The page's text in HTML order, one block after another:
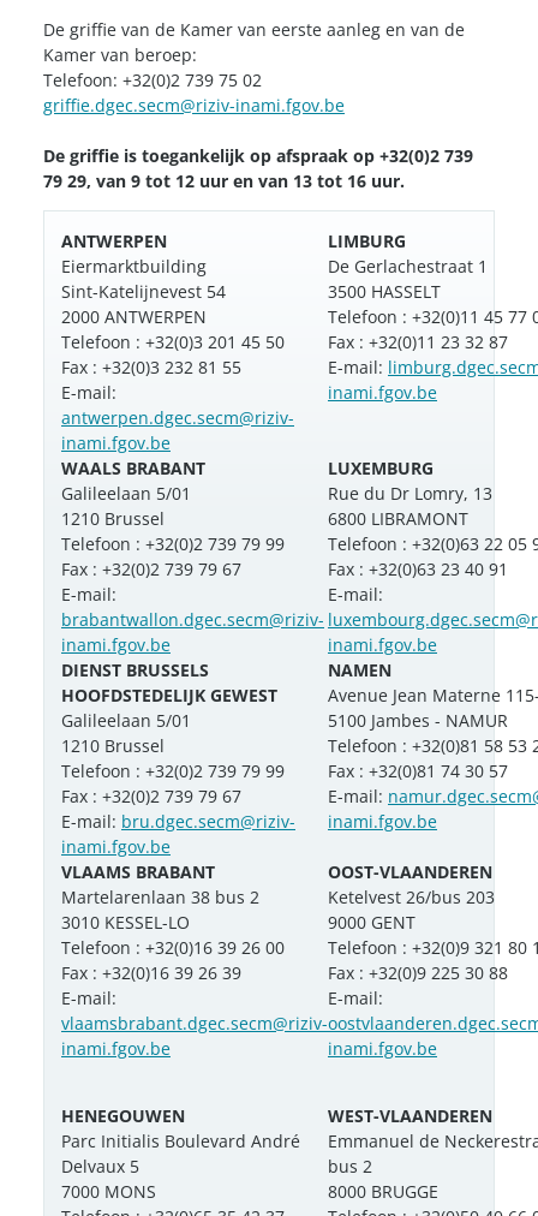
De griffie van de Kamer van eerste aanleg en van de
Kamer van beroep:
Telefoon: +32(0)2 739 75 02
griffie.dgec.secm@riziv-inami.fgov.be
De griffie is toegankelijk op afspraak op +32(0)2 739
79 29, van 9 tot 12 uur en van 13 tot 16 uur.
ANTWERPEN
Eiermarktbuilding
Sint-Katelijnevest 54
2000 ANTWERPEN
Telefoon : +32(0)3 201 45 50
Fax : +32(0)3 232 81 55
E-mail:
antwerpen.dgec.secm@riziv-
inami.fgov.be
LIMBURG
De Gerlachestraat 1
3500 HASSELT
Telefoon : +32(0)11 45 77
Fax : +32(0)11 23 32 87
E-mail:
inami.fgov.be
WAALS BRABANT
Galileelaan 5/01
1210 Brussel
Telefoon : +32(0)2 739 79 99
Fax : +32(0)2 739 79 67
E-mail:
brabantwallon.dgec.secm@riziv-
inami.fgov.be
LUXEMBURG
Rue du Dr Lomry, 13
6800 LIBRAMONT
Telefoon : +32(0)63 22 05
Fax : +32(0)63 23 40 91
E-mail:
inami.fgov.be
DIENST BRUSSELS
HOOFDSTEDELIJK GEWEST
Galileelaan 5/01
1210 Brussel
Telefoon : +32(0)2 739 79 99
Fax : +32(0)2 739 79 67
E-mail: bru.dgec.secm@riziv-
inami.fgov.be
NAMEN
Avenue Jean Materne
5100 Jambes - NAMUR
Telefoon : +32(0)81 58 53
Fax : +32(0)81 74 30 57
E-mail:
inami.fgov.be
VLAAMS BRABANT
Martelarenlaan 38 bus 2
3010 KESSEL-LO
Telefoon : +32(0)16 39 26 00
Fax : +32(0)16 39 26 39
E-mail:
vlaamsbrabant.dgec.secm@riziv-
inami.fgov.be
OOST-VLAANDEREN
Ketelvest 26/bus 203
9000 GENT
Telefoon : +32(0)9 321 80
Fax : +32(0)9 225 30 88
E-mail:
inami.fgov.be
HENEGOUWEN
Parc Initialis Boulevard André
Delvaux 5
7000 MONS
WEST-VLAANDEREN
Emmanuel de
bus 2
8000 BRUGGE